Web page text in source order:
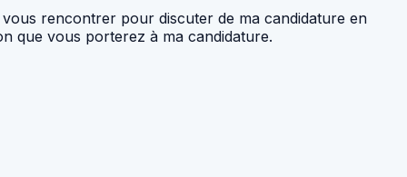
rencontrer pour discuter de ma candidature en
que vous porterez à ma candidature.